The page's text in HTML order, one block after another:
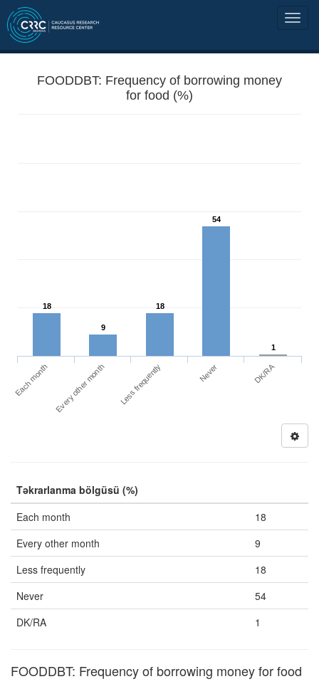
FOODDBT: Frequency of borrowing money
for food (%)
18
9
18
54
1
Each month Every other month Less frequently Never DK/RA
Təkrarlanma bölgüsü (%)
Each month
18
Every other month
9
Less frequently
18
Never
54
DK/RA
1
FOODDBT: Frequency of borrowing money for food